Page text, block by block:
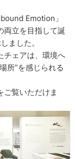
Emotion」
両立を目指して誕
ました。
チェアは、環境へ
所”を感じられる
ご覧いただけま